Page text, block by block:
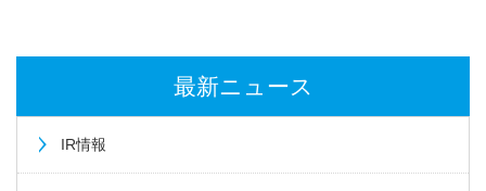
最新ニュース
IR情報